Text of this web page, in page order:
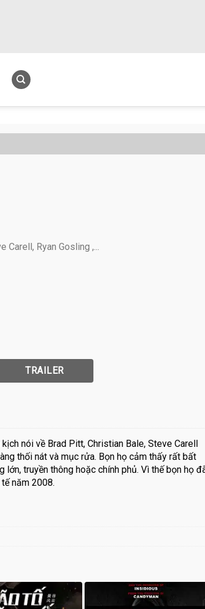
Carell, Ryan Gosling ,...
TRAILER
nói về Brad Pitt, Christian Bale, Steve Carell
thối nát và mục rửa. Bọn họ cảm thấy rất bất
truyền thông hoặc chính phủ. Vì thế bọn họ
năm 2008.